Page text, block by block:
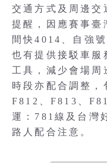
交通方式及周邊交
提醒，因應賽事臺
間快4014、自強
也有提供接駁車服
工具，減少會場周
時段亦配合調整，
F812、F813、
運：781線及台灣
路人配合注意。